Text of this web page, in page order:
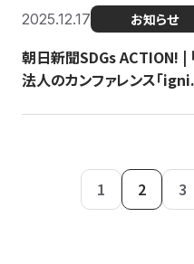
2025.12.17 お知らせ
朝日新聞SDGs ACTION! |
法人のカンファレンス「
1 2 3